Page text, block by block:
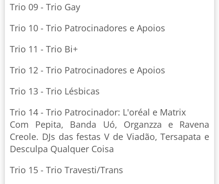
Trio 09 - Trio Gay
Trio 10 - Trio Patrocinadores e Apoios
Trio 11 - Trio Bi+
Trio 12 - Trio Patrocinadores e Apoios
Trio 13 - Trio Lésbicas
Trio 14 - Trio Patrocinador: L'oréal e Matrix
Com Pepita, Banda Uó, Organzza e Ravena
Creole. DJs das festas V de Viadão, Tersapata e
Desculpa Qualquer Coisa
Trio 15 - Trio Travesti/Trans